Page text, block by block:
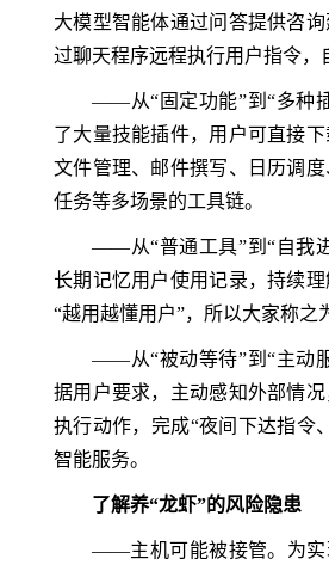
大模型智能体通过问答提供咨
过聊天程序远程执行用户指令，
——从“固定功能”到“多种
了大量技能插件，用户可直接
文件管理、邮件撰写、日历调
任务等多场景的工具链。
——从“普通工具”到“自我
长期记忆用户使用记录，持续理
“越用越懂用户”，所以大家称之
——从“被动等待”到“主动
据用户要求，主动感知外部情
执行动作，完成“夜间下达指令
智能服务。
了解养“龙虾”的风险隐患
——主机可能被接管。为实